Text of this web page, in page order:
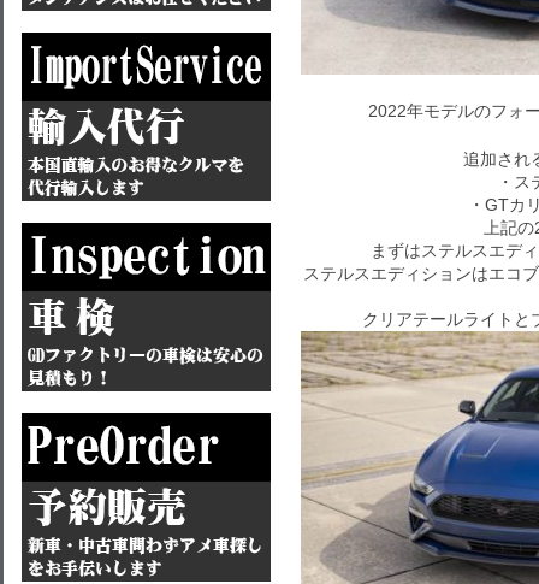
2022年モデルのフォ
追加され
・
・GTカ
上記
まずはステルスエデ
ステルスエディションはエコ
クリアテールライトと